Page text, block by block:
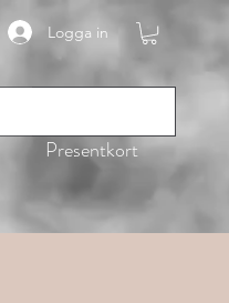
Presentkort
Logga in